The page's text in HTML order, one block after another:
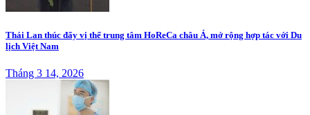
Thái Lan thúc đẩy vị thế trung tâm HoReCa châu Á, mở rộng hợp tác với Du
lịch Việt Nam
Tháng 3 14, 2026